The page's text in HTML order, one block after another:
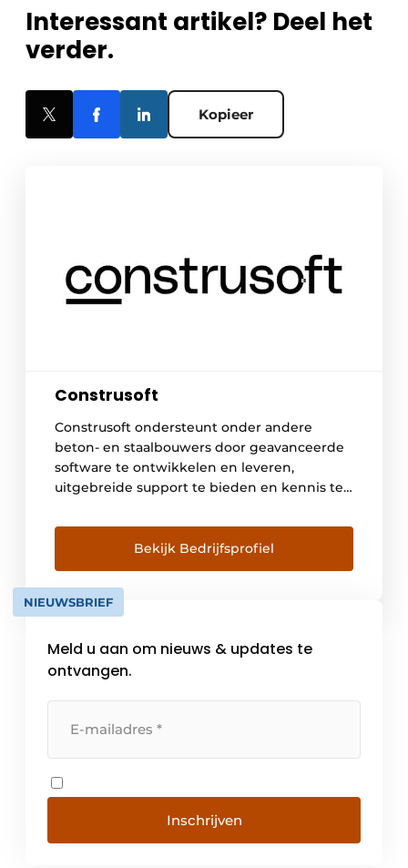
Interessant artikel? Deel het
verder.
Kopieer
Construsoft
Construsoft ondersteunt onder andere
beton- en staalbouwers door geavanceerde
software te ontwikkelen en leveren,
uitgebreide support te bieden en kennis te
gedigitaliseerde bouwwereld met
gestroomlijnde ontwerp- en
bouwprocessen, optimale communicatie en
samenwerking. Construsoft levert in ruim 35
landen 3D BIM-software die de open BIM-
Bekijk Bedrijfsprofiel
NIEUWSBRIEF
Meld u aan om nieuws & updates te
ontvangen.
Inschrijven